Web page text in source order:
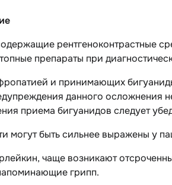
рентгеноконтрастные
препараты при
и принимающих
данного осложнения
приема бигуанидов следует
могут быть сильнее выражены у
чаще возникают
грипп.